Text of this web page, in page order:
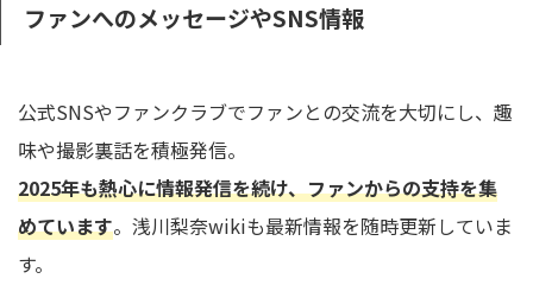
ファンへのメッセージやSNS情報
公式SNSやファンクラブでファンとの交流を大切にし、趣
味や撮影裏話を積極発信。
2025年も熱心に情報発信を続け、ファンからの支持を集
めています。浅川梨奈wikiも最新情報を随時更新していま
す。